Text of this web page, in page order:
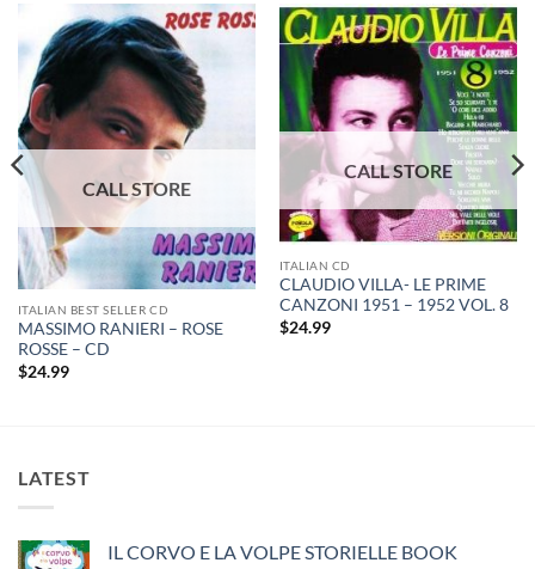
ITALIAN BEST SELLER CD
MASSIMO RANIERI – ROSE
ROSSE – CD
$24.99
ITALIAN CD
CLAUDIO VILLA- LE PRIME
CANZONI 1951 – 1952 VOL. 8
$24.99
LATEST
IL CORVO E LA VOLPE STORIELLE BOOK